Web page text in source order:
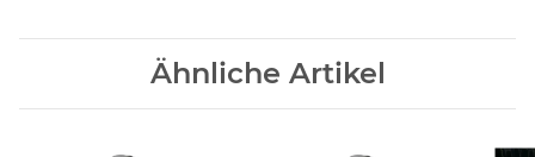
Ähnliche Artikel